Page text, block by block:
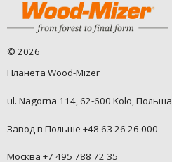
© 2026
Планета Wood-Mizer
ul. Nagorna 114, 62-600 Kolo, Польша
Завод в Польше +48 63 26 26 000
Москва +7 495 788 72 35